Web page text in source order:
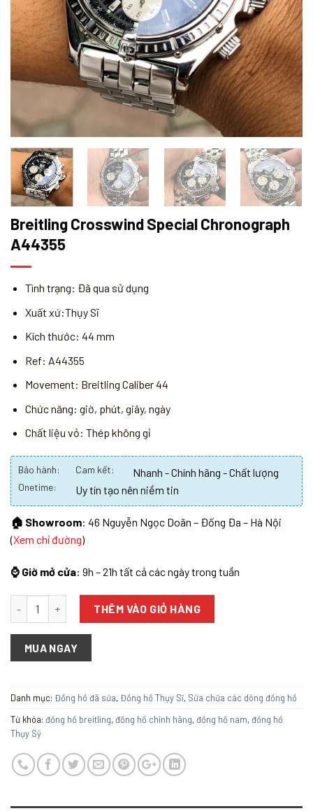
Breitling Crosswind Special Chronograph
A44355
Tình trạng: Đã qua sử dụng
Xuất xứ:Thụy Sĩ
Kích thước: 44 mm
Ref: A44355
Movement: Breitling Caliber 44
Chức năng: giờ, phút, giây, ngày
Chất liệu vỏ: Thép không gỉ
Bảo hành: Cam kết: Nhanh - Chính hãng - Chất lượng
Onetime: Uy tín tạo nên niềm tin
🏠 Showroom: 46 Nguyễn Ngọc Doãn – Đống Đa – Hà Nội
(Xem chỉ đường)
⌚ Giờ mở cửa: 9h – 21h tất cả các ngày trong tuần
THÊM VÀO GIỎ HÀNG
MUA NGAY
Danh mục: Đồng hồ đã sửa, Đồng hồ Thụy Sĩ, Sửa chữa các dòng đồng hồ
Từ khóa: đồng hồ breitling,đồng hồ chính hãng,đồng hồ nam,đồng hồ
Thụy Sỹ